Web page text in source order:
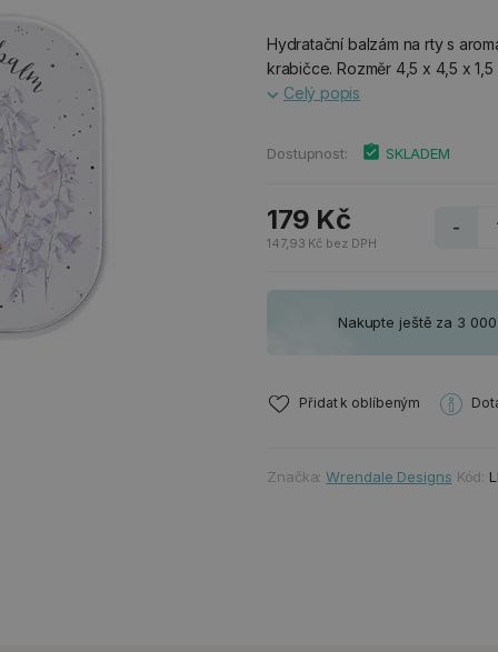
Hydratační balzám na rty s
krabičce. Rozměr 4,5 x 4,5 x 1,5
Celý popis
Dostupnost: SKLADEM
179 Kč
147,93 Kč bez DPH
-
Nakupte ještě za 3
Přidat k oblíbeným
Značka:Wrendale Designs Kód: